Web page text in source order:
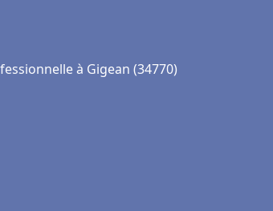
à Gigean (34770)